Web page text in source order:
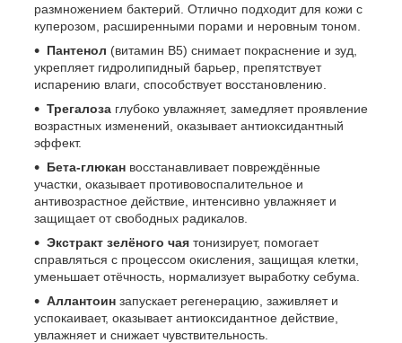
размножением бактерий. Отлично подходит для кожи с
куперозом, расширенными порами и неровным тоном.
Пантенол (витамин B5) снимает покраснение и зуд,
укрепляет гидролипидный барьер, препятствует
испарению влаги, способствует восстановлению.
Трегалоза глубоко увлажняет, замедляет проявление
возрастных изменений, оказывает антиоксидантный
эффект.
Бета-глюкан восстанавливает повреждённые
участки, оказывает противовоспалительное и
антивозрастное действие, интенсивно увлажняет и
защищает от свободных радикалов.
Экстракт зелёного чая тонизирует, помогает
справляться с процессом окисления, защищая клетки,
уменьшает отёчность, нормализует выработку себума.
Аллантоин запускает регенерацию, заживляет и
успокаивает, оказывает антиоксидантное действие,
увлажняет и снижает чувствительность.